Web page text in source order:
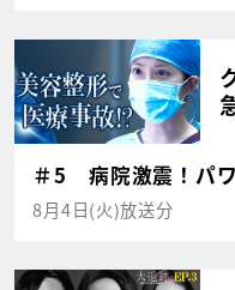
＃5 病院激震！パ
8月4日(火)放送分